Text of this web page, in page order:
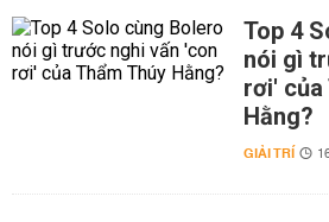
Top 4
nói gì
rơi' của
Hằng?
GIẢI TRÍ